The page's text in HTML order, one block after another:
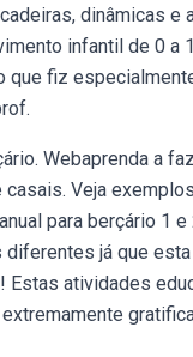
dinâmicas e
infantil de 0 a
fiz
Webaprenda a
Veja
para berçário 1
já que
atividades